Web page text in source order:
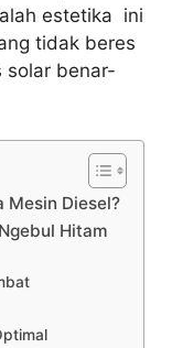
estetika ini
tidak beres
solar benar-
Mesin Diesel?
Hitam